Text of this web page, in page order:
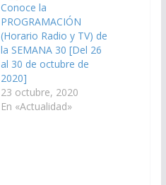
Conoce la
PROGRAMACIÓN
(Horario Radio y TV) de
la SEMANA 30 [Del 26
al 30 de octubre de
2020]
23 octubre, 2020
En «Actualidad»